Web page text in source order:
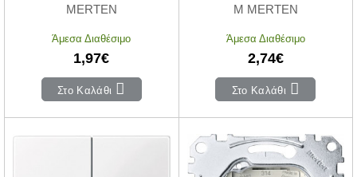
MERTEN
Άμεσα Διαθέσιμο
1,97€
Στο Καλάθι
M MERTEN
Άμεσα Διαθέσιμο
2,74€
Στο Καλάθι